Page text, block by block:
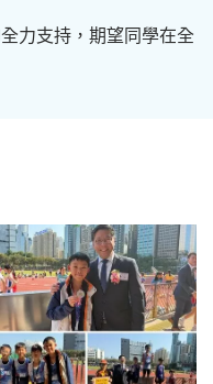
力支持，期望同學在全